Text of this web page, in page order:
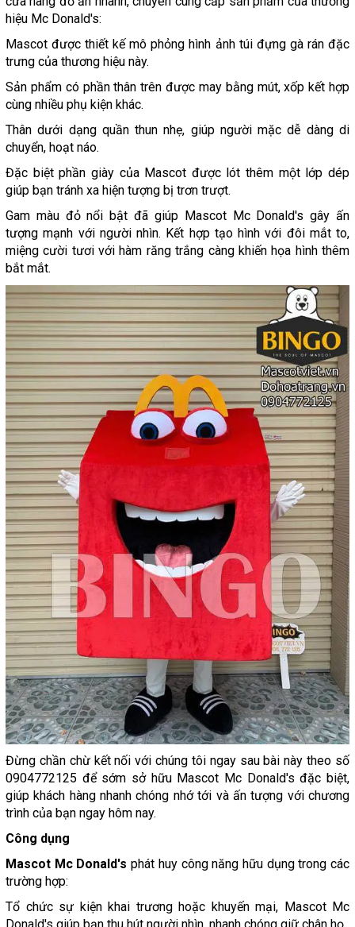
hiệu Mc Donald's:
Mascot được thiết kế mô phỏng hình ảnh túi đựng gà rán đặc
trưng của thương hiệu này.
Sản phẩm có phần thân trên được may bằng mút, xốp kết hợp
cùng nhiều phụ kiện khác.
Thân dưới dạng quần thun nhẹ, giúp người mặc dễ dàng di
chuyển, hoạt náo.
Đặc biệt phần giày của Mascot được lót thêm một lớp dép
giúp bạn tránh xa hiện tượng bị trơn trượt.
Gam màu đỏ nổi bật đã giúp Mascot Mc Donald's gây ấn
tượng mạnh với người nhìn. Kết hợp tạo hình với đôi mắt to,
miệng cười tươi với hàm răng trắng càng khiến họa hình thêm
bắt mắt.
Đừng chần chừ kết nối với chúng tôi ngay sau bài này theo số
0904772125 để sớm sở hữu Mascot Mc Donald's đặc biệt,
giúp khách hàng nhanh chóng nhớ tới và ấn tượng với chương
trình của bạn ngay hôm nay.
Công dụng
Mascot Mc Donald's phát huy công năng hữu dụng trong các
trường hợp:
Tổ chức sự kiện khai trương hoặc khuyến mại, Mascot Mc